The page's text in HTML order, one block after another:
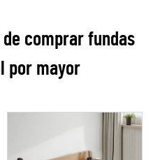
comprar fundas
por mayor